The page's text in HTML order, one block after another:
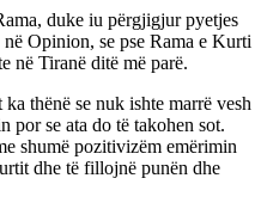
duke iu përgjigjur pyetjes
Opinion, se pse Rama e Kurti
në Tiranë ditë më parë.
thënë se nuk ishte marrë vesh
por se ata do të takohen sot.
shumë pozitivizëm emërimin
dhe të fillojnë punën dhe